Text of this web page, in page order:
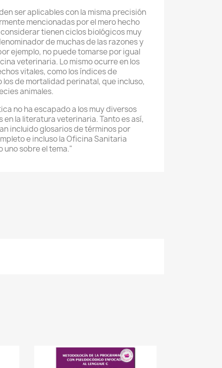
ser aplicables con la misma precisión
mencionadas por el mero hecho
tienen ciclos biológicos muy
de muchas de las razones y
ejemplo, no puede tomarse por igual
veterinaria. Lo mismo ocurre en los
vitales, como los índices de
de mortalidad perinatal, que incluso,
animales.
no ha escapado a los muy diversos
la literatura veterinaria. Tanto es así,
incluido glosarios de términos por
e incluso la Oficina Sanitaria
uno sobre el tema."